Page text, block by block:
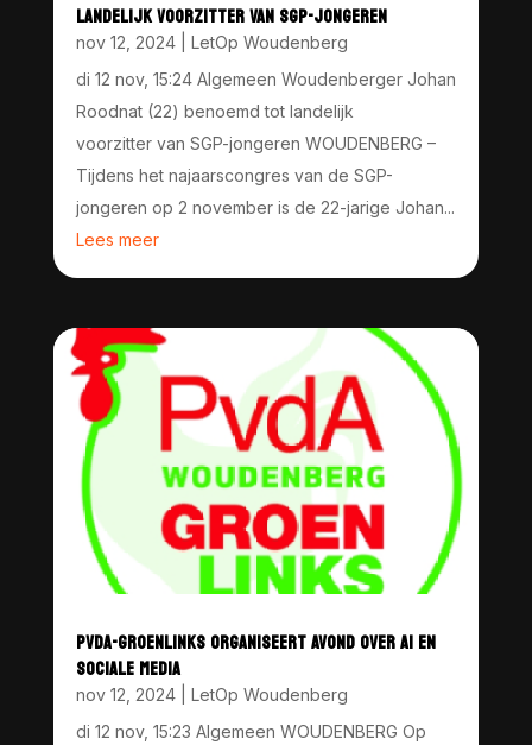
LANDELIJK VOORZITTER VAN SGP-JONGEREN
nov 12, 2024| LetOp Woudenberg
di 12 nov, 15:24 Algemeen Woudenberger Johan
Roodnat (22) benoemd tot landelijk
voorzitter van SGP-jongeren WOUDENBERG –
Tijdens het najaarscongres van de SGP-
jongeren op 2 november is de 22-jarige Johan...
Lees meer
PVDA-GROENLINKS ORGANISEERT AVOND OVER AI EN
SOCIALE MEDIA
nov 12, 2024| LetOp Woudenberg
di 12 nov, 15:23 Algemeen WOUDENBERG Op